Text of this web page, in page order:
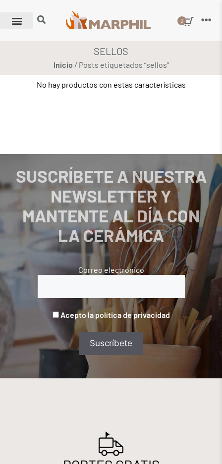
0
SELLOS
Inicio / Posts etiquetados “sellos”
No hay productos con estas características
SUSCRÍBETE A NUESTRA
NEWSLETTER Y
MANTENTE AL DÍA CON
LA CERÁMICA
Correo electrónico
Acepto la política de privacidad